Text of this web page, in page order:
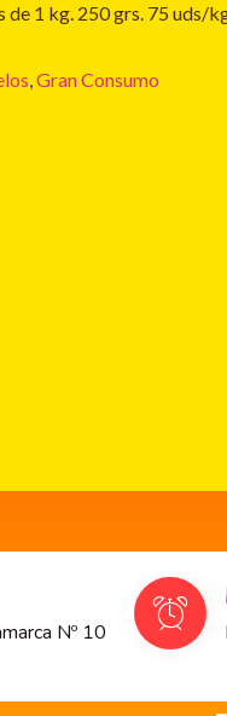
de 1 kg. 250 grs. 75 uds/
,Gran Consumo
Nº 10